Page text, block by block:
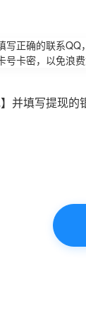
正确的联系QQ
卡密，以免浪
并填写提现